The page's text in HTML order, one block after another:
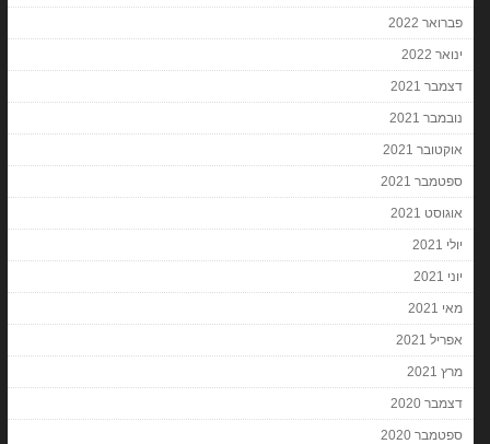
פברואר 2022
ינואר 2022
דצמבר 2021
נובמבר 2021
אוקטובר 2021
ספטמבר 2021
אוגוסט 2021
יולי 2021
יוני 2021
מאי 2021
אפריל 2021
מרץ 2021
דצמבר 2020
ספטמבר 2020